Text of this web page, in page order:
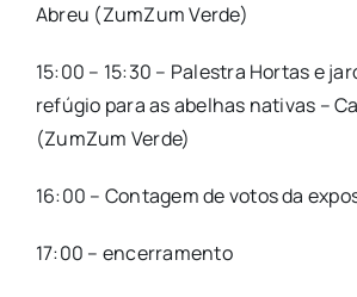
Abreu (ZumZum Verde)
15:00 – 15:30 – Palestra Hortas e
refúgio para as abelhas nativas –
(ZumZum Verde)
16:00 – Contagem de votos da
17:00 – encerramento